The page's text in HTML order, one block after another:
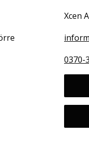
Xcen
0370-